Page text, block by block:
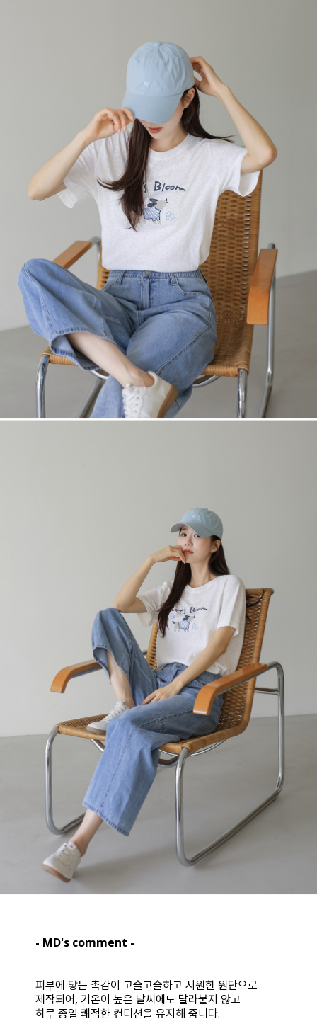
- MD's comment -
피부에 닿는 촉감이 고슬고슬하고 시원한 원단으로
제작되어, 기온이 높은 날씨에도 달라붙지 않고
하루 종일 쾌적한 컨디션을 유지해 줍니다.